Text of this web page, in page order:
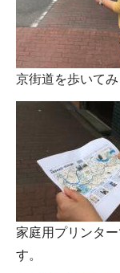
京街道を歩いてみ
家庭用プリンタ
す。